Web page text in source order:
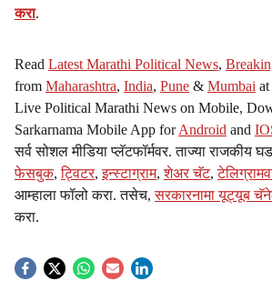
करा.
Read Latest Marathi Political News,
from Maharashtra, India, Pune & Mumbai
Live Political Marathi News on Mobile,
Sarkarnama Mobile App forAndroid and
सर्व सोशल मीडिया प्लॅटफॉर्मवर. ताज्या राजकीय
फेसबुक,ट्विटर,इन्स्टाग्राम,शेअर चॅट,
आम्हाला फॉलो करा. तसेच,सरकारनामा यूट्यूब
करा.